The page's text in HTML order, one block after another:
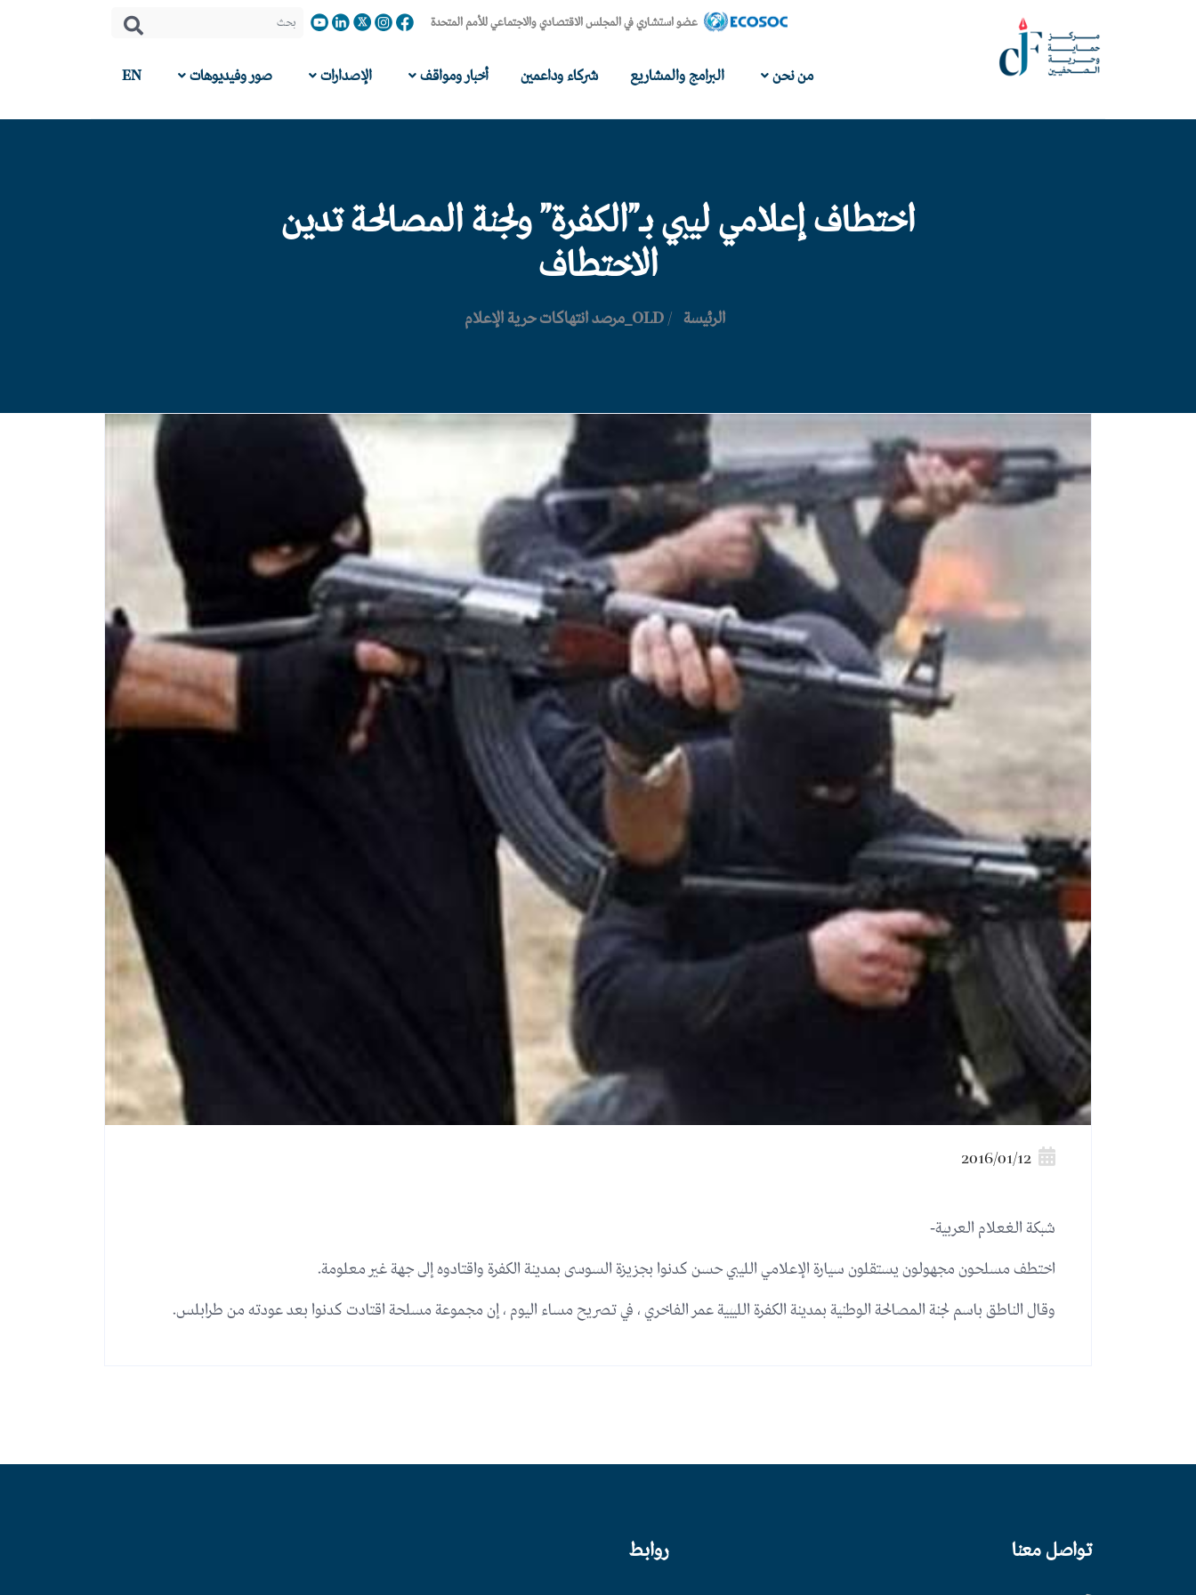
عضو استشاري في المجلس الاقتصادي والاجتماعي للأمم المتحدة
من نحن البرامج والمشاريع شركاء وداعمين أخبار ومواقف الإصدارات صور وفيديوهات EN
اختطاف إعلامي ليبي بـ”الكفرة” ولجنة المصالحة تدين
الاختطاف
الرئيسة /OLD_مرصد انتهاكات حرية الإعلام
2016/01/12
شبكة الغعلام العربية-
اختطف مسلحون مجهولون يستقلون سيارة الإعلامي الليبي حسن كدنوا بجزيزة السوسى بمدينة الكفرة واقتادوه إلى جهة غير معلومة.
وقال الناطق باسم لجنة المصالحة الوطنية بمدينة الكفرة الليبية عمر الفاخري ، في تصريح مساء اليوم ، إن مجموعة مسلحة اقتادت كدنوا بعد عودته من طرابلس.
تواصل معنا روابط